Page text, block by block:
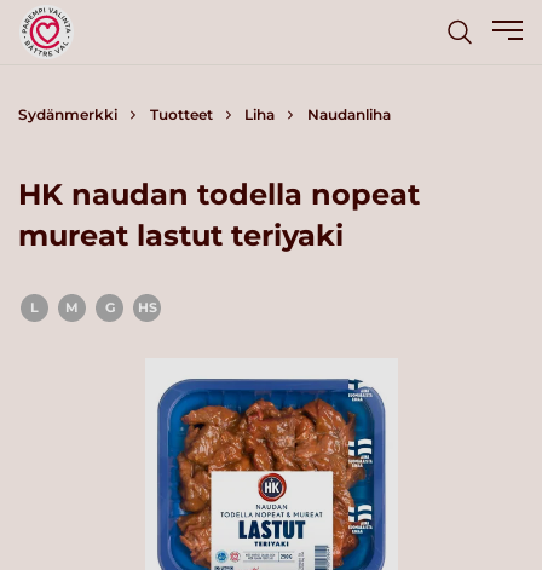
Sydänmerkki Tuotteet Liha Naudanliha
HK naudan todella nopeat
mureat lastut teriyaki
L M G HS